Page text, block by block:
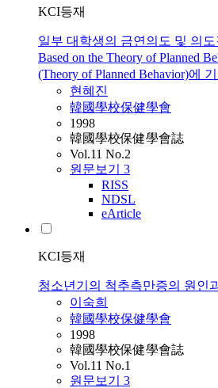
KCI등재
일부 대학생의 금연의도 및 의
Based on the Theory of Planned
(Theory of Planned Behavior)에
현혜진
韓國學校保健學會
1998
韓國學校保健學會誌
Vol.11 No.2
원문보기 3
RISS
NDSL
eArticle
KCI등재
청소년기의 척추측만증의 원인
이숙희
韓國學校保健學會
1998
韓國學校保健學會誌
Vol.11 No.1
원문보기 3